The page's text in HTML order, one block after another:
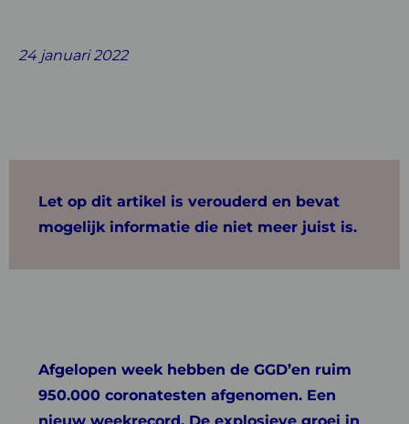
on on
on with
24 januari 2022
Let op dit artikel is verouderd en bevat
mogelijk informatie die niet meer juist is.
Afgelopen week hebben de GGD’en ruim
950.000 coronatesten afgenomen. Een